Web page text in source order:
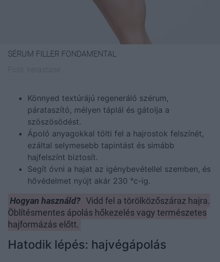
SÉRUM FILLER FONDAMENTAL
Könnyed textúrájú regeneráló szérum,
párataszító, mélyen táplál és gátolja a
szöszösödést.
Ápoló anyagokkal tölti fel a hajrostok felszínét,
ezáltal selymesebb tapintást és simább
hajfelszínt biztosít.
Segít óvni a hajat az igénybevétellel szemben, és
hővédelmet nyújt akár 230 °c-ig.
Hogyan használd? Vidd fel a törölközőszáraz hajra.
Öblítésmentes ápolás hőkezelés vagy természetes
hajformázás előtt.
Hatodik lépés: hajvégápolás